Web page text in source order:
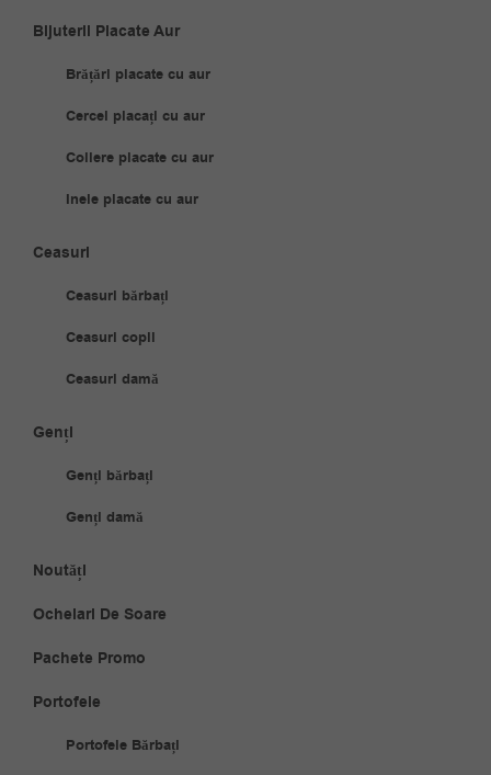
Bijuterii Placate Aur
Brățări placate cu aur
Cercei placați cu aur
Coliere placate cu aur
Inele placate cu aur
Ceasuri
Ceasuri bărbați
Ceasuri copii
Ceasuri damă
Genți
Genți bărbați
Genți damă
Noutăți
Ochelari De Soare
Pachete Promo
Portofele
Portofele Bărbați